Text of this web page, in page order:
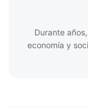
Durante
economía y